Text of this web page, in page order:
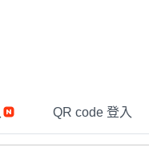
QR code 登入